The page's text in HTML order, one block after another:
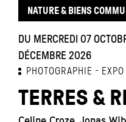
NATURE & BIENS
DU MERCREDI 07
DÉCEMBRE 2026
PHOTOGRAPHIE EXPO
TERRES &